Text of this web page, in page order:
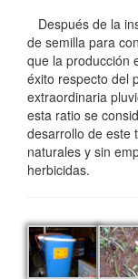
Después de la
de semilla para
que la producción
éxito respecto del
extraordinaria
esta ratio se
desarrollo de este
naturales y sin
herbicidas.